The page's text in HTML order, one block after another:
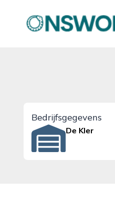
onswoerden.nl
Bedrijfsgegevens
De Kler